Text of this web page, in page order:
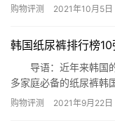
三百多元一瓶。下面就
洗手液、泊欧涤洗手液
购物评测 2021年10月5日
韩国纸尿裤排行榜
导语：近年来韩国的
多家庭必备的纸尿裤韩
纸尿裤排行榜10强，这
购物评测 2021年9月22日